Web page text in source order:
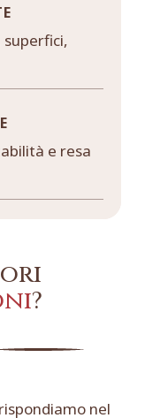
superfici,
e resa
?
nel